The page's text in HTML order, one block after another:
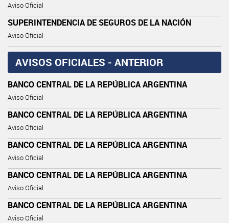
Aviso Oficial
SUPERINTENDENCIA DE SEGUROS DE LA NACIÓN
Aviso Oficial
AVISOS OFICIALES - ANTERIOR
BANCO CENTRAL DE LA REPÚBLICA ARGENTINA
Aviso Oficial
BANCO CENTRAL DE LA REPÚBLICA ARGENTINA
Aviso Oficial
BANCO CENTRAL DE LA REPÚBLICA ARGENTINA
Aviso Oficial
BANCO CENTRAL DE LA REPÚBLICA ARGENTINA
Aviso Oficial
BANCO CENTRAL DE LA REPÚBLICA ARGENTINA
Aviso Oficial